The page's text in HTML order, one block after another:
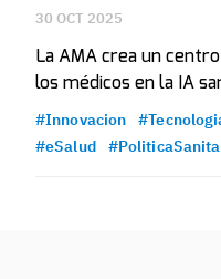
30 OCT 2025
La AMA crea un
los médicos en la IA
#Innovacion
#eSalud